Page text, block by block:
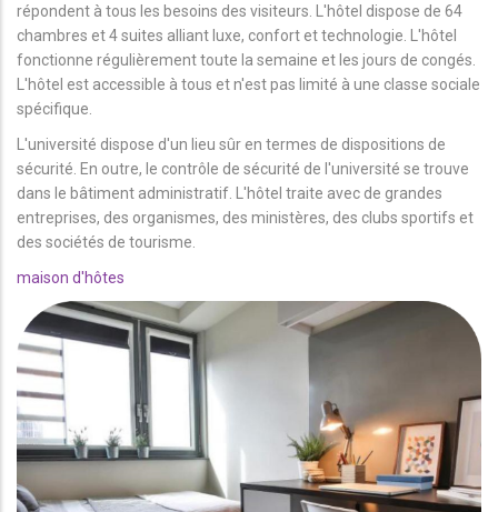
répondent à tous les besoins des visiteurs. L'hôtel dispose de 64
chambres et 4 suites alliant luxe, confort et technologie. L'hôtel
fonctionne régulièrement toute la semaine et les jours de congés.
L'hôtel est accessible à tous et n'est pas limité à une classe sociale
spécifique.
L'université dispose d'un lieu sûr en termes de dispositions de
sécurité. En outre, le contrôle de sécurité de l'université se trouve
dans le bâtiment administratif. L'hôtel traite avec de grandes
entreprises, des organismes, des ministères, des clubs sportifs et
des sociétés de tourisme.
maison d'hôtes